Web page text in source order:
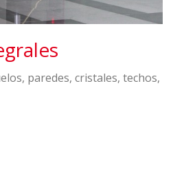
paredes, cristales, techos,